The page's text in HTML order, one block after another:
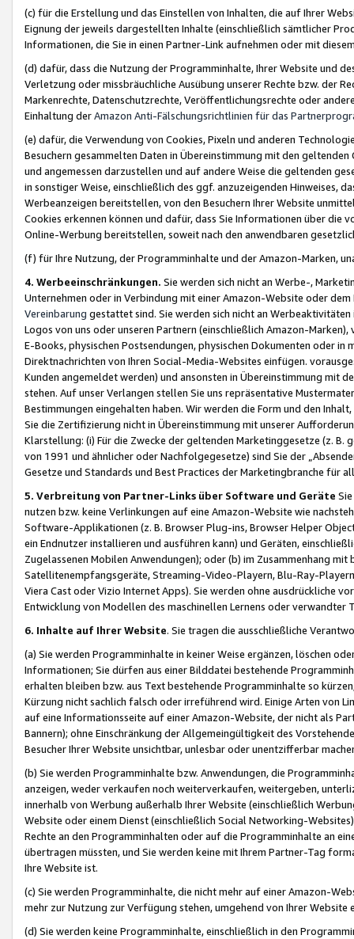
(c) für die Erstellung und das Einstellen von Inhalten, die auf Ihrer
Eignung der jeweils dargestellten Inhalte (einschließlich sämtlicher
Informationen, die Sie in einen Partner-Link aufnehmen oder mit
(d) dafür, dass die Nutzung der Programminhalte, Ihrer Website und
Verletzung oder missbräuchliche Ausübung unserer Rechte bzw. der
Markenrechte, Datenschutzrechte, Veröffentlichungsrechte oder
Einhaltung derAmazon Anti-Fälschungsrichtlinien für das
(e) dafür, die Verwendung von Cookies, Pixeln und anderen
Besuchern gesammelten Daten in Übereinstimmung mit den
und angemessen darzustellen und auf andere Weise die geltenden
in sonstiger Weise, einschließlich des ggf. anzuzeigenden Hinweises,
Werbeanzeigen bereitstellen, von den Besuchern Ihrer Website
Cookies erkennen können und dafür, dass Sie Informationen über die
Online-Werbung bereitstellen, soweit nach den anwendbaren
(f) für Ihre Nutzung, der Programminhalte und der Amazon-Marken,
4. Werbeeinschränkungen. Sie werden sich nicht an Werbe-,
Unternehmen oder in Verbindung mit einer Amazon-Website oder
Vereinbarung gestattet sind. Sie werden sich nicht an
Logos von uns oder unseren Partnern (einschließlich Amazon-
E-Books, physischen Postsendungen, physischen Dokumenten oder in
Direktnachrichten von Ihren Social-Media-Websites einfügen.
Kunden angemeldet werden) und ansonsten in Übereinstimmung mit
stehen. Auf unser Verlangen stellen Sie uns repräsentative
Bestimmungen eingehalten haben. Wir werden die Form und den
Sie die Zertifizierung nicht in Übereinstimmung mit unserer
Klarstellung: (i) Für die Zwecke der geltenden Marketinggesetze (z. B.
von 1991 und ähnlicher oder Nachfolgegesetze) sind Sie der
Gesetze und Standards und Best Practices der Marketingbranche für
5. Verbreitung von Partner-Links über Software und Geräte
nutzen bzw. keine Verlinkungen auf eine Amazon-Website wie
Software-Applikationen (z. B. Browser Plug-ins, Browser Helper
ein Endnutzer installieren und ausführen kann) und Geräten,
Zugelassenen Mobilen Anwendungen); oder (b) im Zusammenhang
Satellitenempfangsgeräte, Streaming-Video-Playern, Blu-Ray-
Viera Cast oder Vizio Internet Apps). Sie werden ohne ausdrückliche
Entwicklung von Modellen des maschinellen Lernens oder
6. Inhalte auf Ihrer Website. Sie tragen die ausschließliche
(a) Sie werden Programminhalte in keiner Weise ergänzen, löschen
Informationen; Sie dürfen aus einer Bilddatei bestehende
erhalten bleiben bzw. aus Text bestehende Programminhalte so
Kürzung nicht sachlich falsch oder irreführend wird. Einige Arten von
auf eine Informationsseite auf einer Amazon-Website, der nicht als
Bannern); ohne Einschränkung der Allgemeingültigkeit des
Besucher Ihrer Website unsichtbar, unlesbar oder unentzifferbar
(b) Sie werden Programminhalte bzw. Anwendungen, die
anzeigen, weder verkaufen noch weiterverkaufen, weitergeben,
innerhalb von Werbung außerhalb Ihrer Website (einschließlich
Website oder einem Dienst (einschließlich Social Networking-
Rechte an den Programminhalten oder auf die Programminhalte an
übertragen müssten, und Sie werden keine mit Ihrem Partner-Tag
Ihre Website ist.
(c) Sie werden Programminhalte, die nicht mehr auf einer Amazon-
mehr zur Nutzung zur Verfügung stehen, umgehend von Ihrer
(d) Sie werden keine Programminhalte, einschließlich in den